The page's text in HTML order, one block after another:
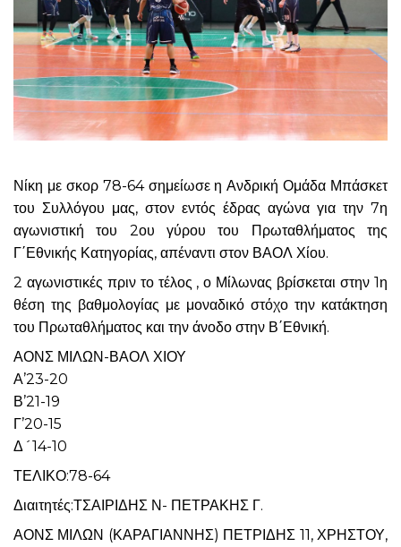
Νίκη με σκορ 78-64 σημείωσε η Ανδρική Ομάδα Μπάσκετ
του Συλλόγου μας, στον εντός έδρας αγώνα για την 7η
αγωνιστική του 2ου γύρου του Πρωταθλήματος της
Γ΄Εθνικής Κατηγορίας, απέναντι στον ΒΑΟΛ Χίου.
2 αγωνιστικές πριν το τέλος , ο Μίλωνας βρίσκεται στην 1η
θέση της βαθμολογίας με μοναδικό στόχο την κατάκτηση
του Πρωταθλήματος και την άνοδο στην Β΄Εθνική.
ΑΟΝΣ ΜΙΛΩΝ-ΒΑΟΛ ΧΙΟΥ
Α’23-20
Β’21-19
Γ’20-15
Δ´14-10
ΤΕΛΙΚΟ:78-64
Διαιτητές:ΤΣΑΙΡΙΔΗΣ Ν- ΠΕΤΡΑΚΗΣ Γ.
ΑΟΝΣ ΜΙΛΩΝ (ΚΑΡΑΓΙΑΝΝΗΣ) ΠΕΤΡΙΔΗΣ 11, ΧΡΗΣΤΟΥ,